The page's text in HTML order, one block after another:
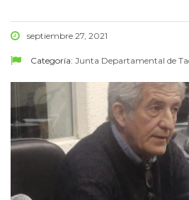
septiembre 27, 2021
Categoría: Junta Departamental de